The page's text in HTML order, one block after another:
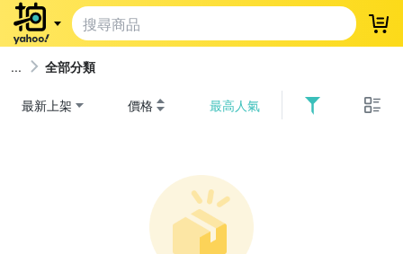
登
全部分類
最新上架 價格 最高人氣